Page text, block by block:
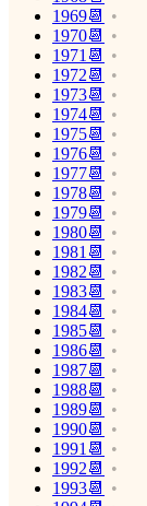
1969📆
1970📆
1971📆
1972📆
1973📆
1974📆
1975📆
1976📆
1977📆
1978📆
1979📆
1980📆
1981📆
1982📆
1983📆
1984📆
1985📆
1986📆
1987📆
1988📆
1989📆
1990📆
1991📆
1992📆
1993📆